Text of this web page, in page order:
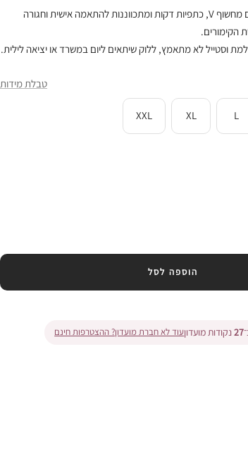
אוברול הריון מבד נעים, עם מחשוף V, כתפיות דקות ומתכווננות להתאמה אישית וחגורה
הקימורים.
וסטייל לא מתאמץ, ללוק שיתאים ליום במשרד או יציאה לילית.
טבלת מידות
L
XL
XXL
הוספה לסל
27נקודות מועדוןעוד לא חברת מועדון? ההצטרפות חינם